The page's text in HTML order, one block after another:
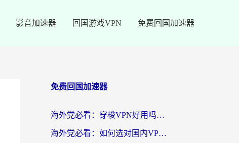
影音加速器 回国游戏VPN 免费回国加速器
免费回国加速器
海外党必看：穿梭VPN好用吗？和云帆VPN对比哪个回国效果更好？附真实测评+避坑指南
海外党必看：如何选对国内VPN，实现无缝访问国内资源？